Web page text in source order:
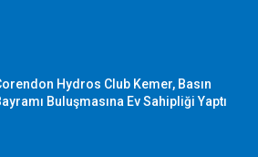
Hydros Club Kemer, Basın
Buluşmasına Ev Sahipliği Yaptı